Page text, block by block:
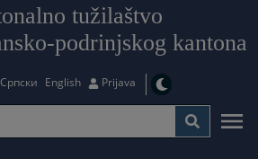
tužilaštvo
podrinjskog kantona
Српски English Prijava